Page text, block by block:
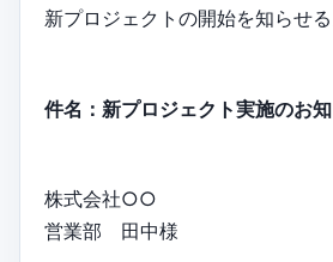
新プロジェクトの開始を知らせる
件名：新プロジェクト実施のお
株式会社○○
営業部 田中様